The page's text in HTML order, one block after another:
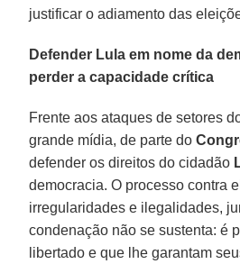
justificar o adiamento das
Defender Lula em nome da
perder a capacidade crítica
Frente aos ataques de setores
grande mídia, de parte do
defender os direitos do cidadão
democracia. O processo contra
irregularidades e ilegalidades,
condenação não se sustenta: é
libertado e que lhe garantam